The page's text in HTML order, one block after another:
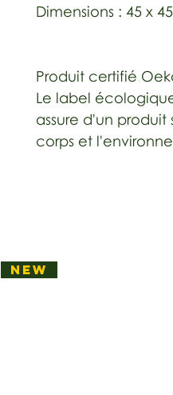
Dimensions : 45 x
Produit certifié
Le label
assure d'un produit
corps et
NEW